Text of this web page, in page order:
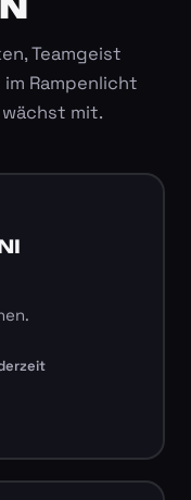
Teamgeist
Rampenlicht
mit.